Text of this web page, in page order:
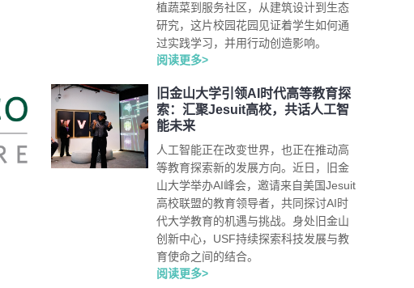
植蔬菜到服务社区，从建筑设计到生态
研究，这片校园花园见证着学生如何通
过实践学习，并用行动创造影响。
阅读更多>
旧金山大学引领AI时代高等教育探
索：汇聚Jesuit高校，共话人工智
能未来
人工智能正在改变世界，也正在推动高
等教育探索新的发展方向。近日，旧金
山大学举办AI峰会，邀请来自美国Jesuit
高校联盟的教育领导者，共同探讨AI时
代大学教育的机遇与挑战。身处旧金山
创新中心，USF持续探索科技发展与教
育使命之间的结合。
阅读更多>